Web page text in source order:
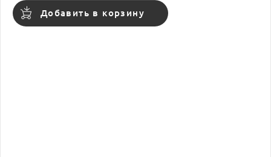
Добавить в корзину